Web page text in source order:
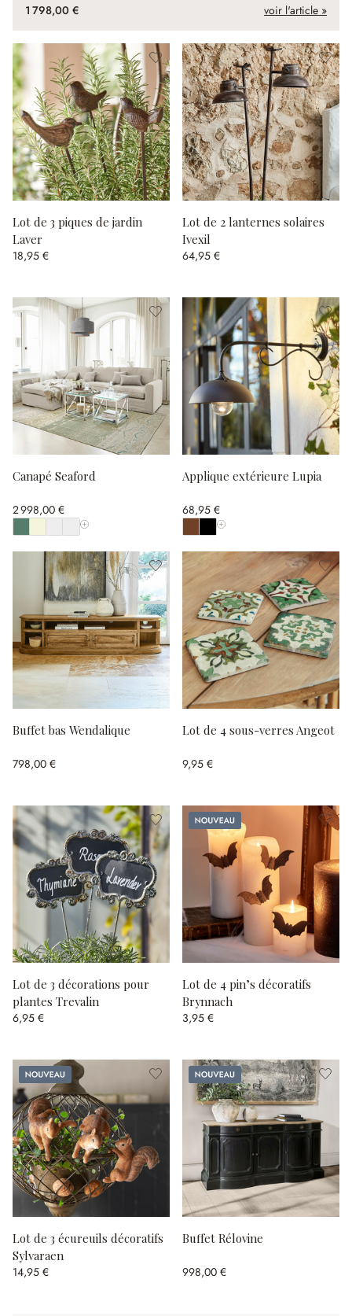
1 798,00 € voir l'article »
Lot de 3 piques de jardin
Laver
18,95 €
Lot de 2 lanternes solaires
Ivexil
64,95 €
Canapé Seaford
2 998,00 €
Afficher toutes les couleurs
Applique extérieure Lupia
68,95 €
Afficher toutes les couleurs
Buffet bas Wendalique
798,00 €
Lot de 4 sous-verres Angeot
9,95 €
Lot de 3 décorations pour
plantes Trevalin
6,95 €
Nouveau
Lot de 4 pin’s décoratifs
Brynnach
3,95 €
Nouveau
Lot de 3 écureuils décoratifs
Sylvaraen
14,95 €
Nouveau
Buffet Rélovine
998,00 €